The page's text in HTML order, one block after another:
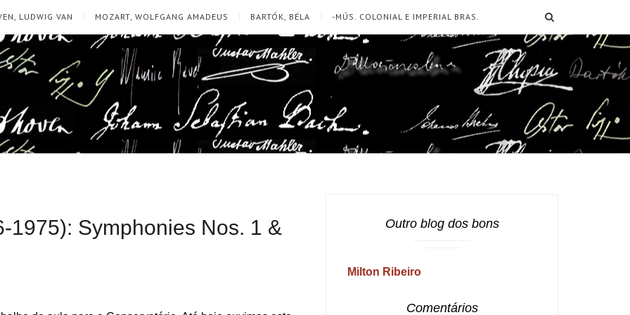
LUDWIG VAN MOZART, WOLFGANG AMADEUS BARTÓK, BÉLA -MÚS. COLONIAL E IMPERIAL BRAS.
1975): Symphonies Nos. 1 &
Outro blog dos bons
Milton Ribeiro
Comentários